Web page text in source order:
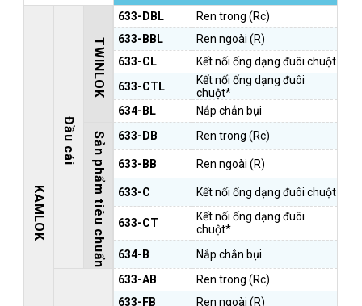
KAMLOK
Đầu cái
TWINLOK
633-DBL
Ren trong (Rc)
633-BBL
Ren ngoài (R)
633-CL
Kết nối ống dạng đuôi chuột
633-CTL
Kết nối ống dạng đuôi
chuột*
634-BL
Nắp chắn bụi
Sản phẩm tiêu chuẩn 633-DB Ren trong (Rc)
633-BB Ren ngoài (R)
633-C Kết nối ống dạng đuôi chuột
633-CT
Kết nối ống dạng đuôi
chuột*
634-B
Nắp chắn bụi
633-AB
Ren trong (Rc)
633-FB
Ren ngoài (R)